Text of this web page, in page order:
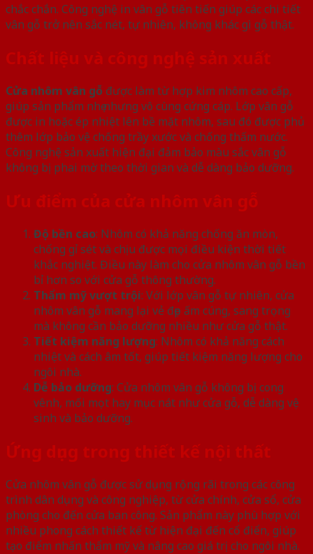
chắc chắn. Công nghệ in vân gỗ tiên tiến giúp các chi tiết
vân gỗ trở nên sắc nét, tự nhiên, không khác gì gỗ thật.
Chất liệu và công nghệ sản xuất
Cửa nhôm vân gỗ được làm từ hợp kim nhôm cao cấp,
giúp sản phẩm nhẹ nhưng vô cùng cứng cáp. Lớp vân gỗ
được in hoặc ép nhiệt lên bề mặt nhôm, sau đó được phủ
thêm lớp bảo vệ chống trầy xước và chống thấm nước.
Công nghệ sản xuất hiện đại đảm bảo màu sắc vân gỗ
không bị phai mờ theo thời gian và dễ dàng bảo dưỡng.
Ưu điểm của cửa nhôm vân gỗ
Độ bền cao: Nhôm có khả năng chống ăn mòn,
chống gỉ sét và chịu được mọi điều kiện thời tiết
khắc nghiệt. Điều này làm cho cửa nhôm vân gỗ bền
bỉ hơn so với cửa gỗ thông thường.
Thẩm mỹ vượt trội: Với lớp vân gỗ tự nhiên, cửa
nhôm vân gỗ mang lại vẻ đẹp ấm cúng, sang trọng
mà không cần bảo dưỡng nhiều như cửa gỗ thật.
Tiết kiệm năng lượng: Nhôm có khả năng cách
nhiệt và cách âm tốt, giúp tiết kiệm năng lượng cho
ngôi nhà.
Dễ bảo dưỡng: Cửa nhôm vân gỗ không bị cong
vênh, mối mọt hay mục nát như cửa gỗ, dễ dàng vệ
sinh và bảo dưỡng.
Ứng dụng trong thiết kế nội thất
Cửa nhôm vân gỗ được sử dụng rộng rãi trong các công
trình dân dụng và công nghiệp, từ cửa chính, cửa sổ, cửa
phòng cho đến cửa ban công. Sản phẩm này phù hợp với
nhiều phong cách thiết kế từ hiện đại đến cổ điển, giúp
tạo điểm nhấn thẩm mỹ và nâng cao giá trị cho ngôi nhà.